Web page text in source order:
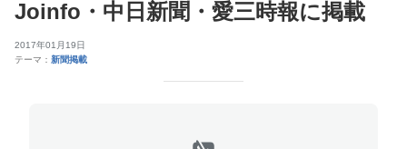
Joinfo・中日新聞・愛三時報に掲載
2017年01月19日
テーマ： 新聞掲載